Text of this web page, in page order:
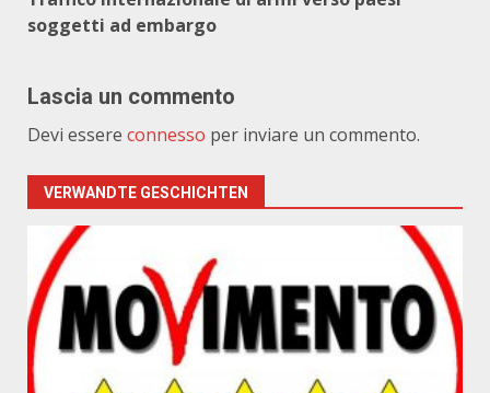
soggetti ad embargo
Lascia un commento
Devi essere connesso per inviare un commento.
VERWANDTE GESCHICHTEN